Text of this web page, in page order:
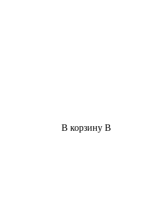
В корзину В